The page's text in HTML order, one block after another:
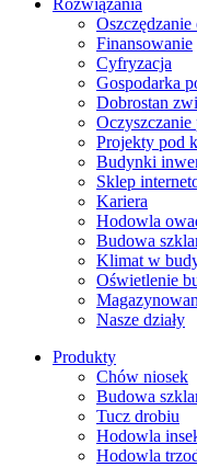
Rozwiązania
​Oszczędzanie
Finansowanie
Cyfryzacja
Gospodarka
Dobrostan
Oczyszczanie
Projekty pod
Budynki
Sklep
Kariera
Hodowla
Budowa
Klimat w
Oświetlenie
Nasze działy
Produkty
Chów niosek
Budowa
Tucz drobiu
Hodowla
Hodowla